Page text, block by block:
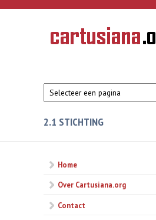
Overslaan en naar de inhoud gaan
Geschiedenis
van de
2.1 STICHTING
Home
Over Cartusiana.org
Contact